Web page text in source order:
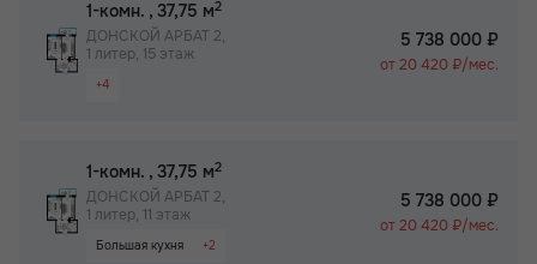
Не угловая
1-комн. , 37,75 м2
ДОНСКОЙ АРБАТ 2,
1 литер, 15 этаж
+4
Не угловая
5 738 000 ₽
от 20 420 ₽/мес.
1-комн. , 37,75 м2
ДОНСКОЙ АРБАТ 2,
1 литер, 11 этаж
+2
Большая кухня
5 738 000 ₽
от 20 420 ₽/мес.